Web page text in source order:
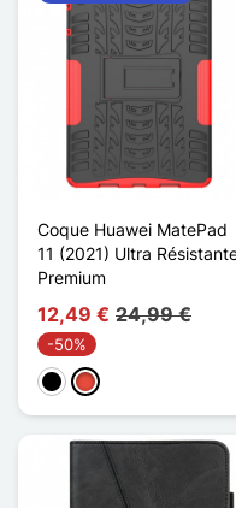
Coque Huawei MatePad
11 (2021) Ultra
Premium
12,49 € 24,99 €
-50%
Schwarz
Rot